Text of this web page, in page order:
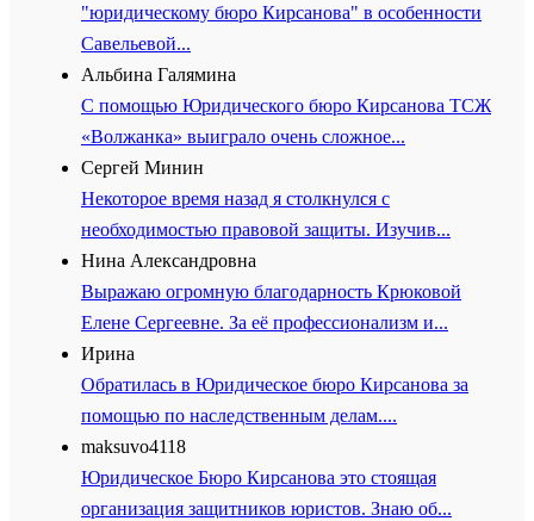
"юридическому бюро Кирсанова" в особенности
Савельевой...
Альбина Галямина
С помощью Юридического бюро Кирсанова ТСЖ
«Волжанка» выиграло очень сложное...
Сергей Минин
Некоторое время назад я столкнулся с
необходимостью правовой защиты. Изучив...
Нина Александровна
Выражаю огромную благодарность Крюковой
Елене Сергеевне. За её профессионализм и...
Ирина
Обратилась в Юридическое бюро Кирсанова за
помощью по наследственным делам....
maksuvo4118
Юридическое Бюро Кирсанова это стоящая
организация защитников юристов. Знаю об...